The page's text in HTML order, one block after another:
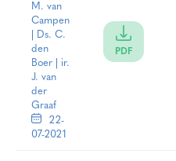
M. van
Campen
Ds. C.
den
Boer
ir.
J. van
der
Graaf
22-
07-2021
PDF